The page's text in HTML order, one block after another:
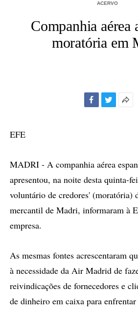
ACERVO
Companhia aérea
moratória em
EFE
MADRI - A companhia aérea
apresentou, na noite desta quinta-
voluntário de credores' (moratória)
mercantil de Madri, informaram à
empresa.
As mesmas fontes acrescentaram
à necessidade da Air Madrid de
reivindicações de fornecedores e
de dinheiro em caixa para